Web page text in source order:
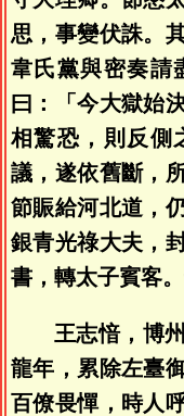
思，事變伏誅。
韋氏黨與密奏請
曰：「今大獄始
相驚恐，則反側
議，遂依舊斷，
節賑給河北道，
銀青光祿大夫，
書，轉太子賓客
王志愔，博
龍年，累除左臺
百僚畏憚，時人